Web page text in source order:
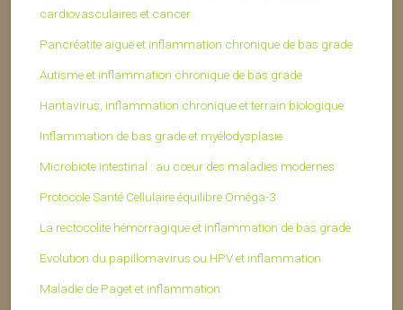
cardiovasculaires et cancer
Pancréatite aiguë et inflammation chronique de bas grade
Autisme et inflammation chronique de bas grade
Hantavirus, inflammation chronique et terrain biologique
Inflammation de bas grade et myélodysplasie
Microbiote intestinal : au cœur des maladies modernes
Protocole Santé Cellulaire équilibre Oméga-3
La rectocolite hémorragique et inflammation de bas grade
Evolution du papillomavirus ou HPV et inflammation
Maladie de Paget et inflammation